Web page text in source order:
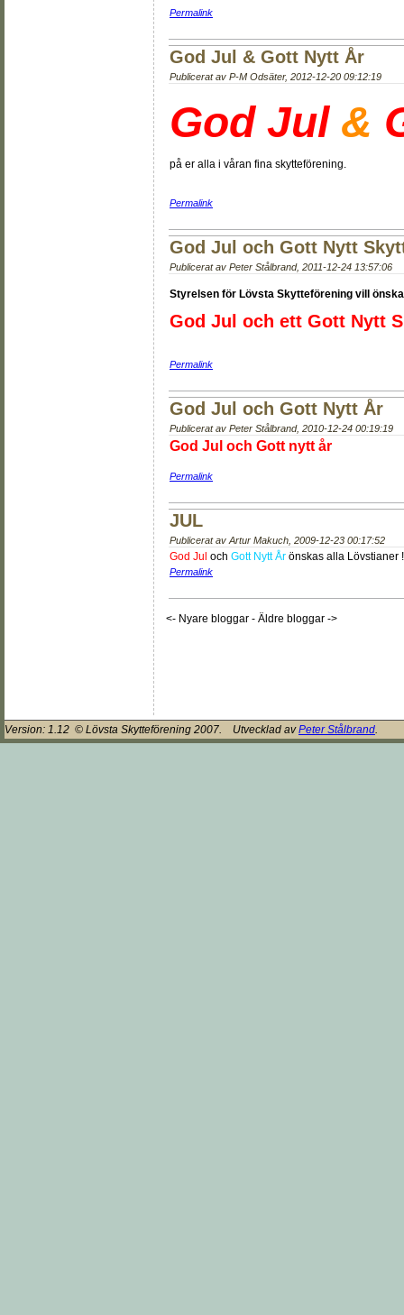
Permalink
God Jul & Gott Nytt År
Publicerat av P-M Odsäter, 2012-12-20 09:12:19
God Jul &
på er alla i våran fina skytteförening.
Permalink
God Jul och Gott Nytt
Publicerat av Peter Stålbrand, 2011-12-24 13:57:06
Styrelsen för Lövsta Skytteförening vill
God Jul och ett Gott Nytt
Permalink
God Jul och Gott Nytt År
Publicerat av Peter Stålbrand, 2010-12-24 00:19:19
God Jul och Gott nytt år
Permalink
JUL
Publicerat av Artur Makuch 2009-12-23 00:17:52
God Jul och Gott Nytt År önskas alla Lövstianer
Permalink
<- Nyare bloggar - Äldre bloggar ->
Version: 1.12 © Lövsta Skytteförening 2007. Utvecklad avPeter Stålbrand.